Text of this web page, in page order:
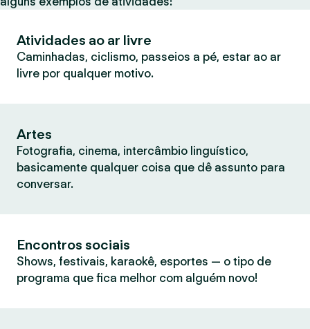
Atividades ao ar livre
Caminhadas, ciclismo, passeios a pé, estar ao ar
livre por qualquer motivo.
Artes
Fotografia, cinema, intercâmbio linguístico,
basicamente qualquer coisa que dê assunto para
conversar.
Encontros sociais
Shows, festivais, karaokê, esportes — o tipo de
programa que fica melhor com alguém novo!